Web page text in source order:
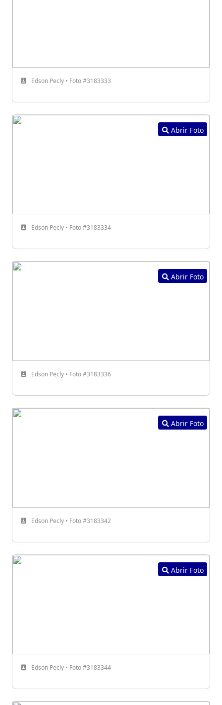
Edson Pecly • Foto #3183333
Abrir Foto
Edson Pecly • Foto #3183334
Abrir Foto
Edson Pecly • Foto #3183336
Abrir Foto
Edson Pecly • Foto #3183342
Abrir Foto
Edson Pecly • Foto #3183344